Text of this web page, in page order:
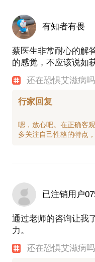
有知者有畏
蔡医生非常耐心的解
的感觉，不应该说如
还在恐惧艾滋病
行家回复
嗯，放心吧。在正确客
已注销用户
通过老师的咨询让我
力。
还在恐惧艾滋病